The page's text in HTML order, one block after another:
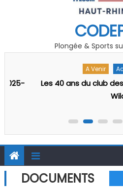
Plongée & Sports
Accueil
Les 40 ans du club des «
DOCUMENTS